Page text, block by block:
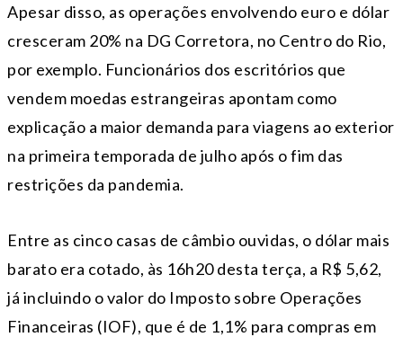
Apesar disso, as operações envolvendo euro e dólar
cresceram 20% na DG Corretora, no Centro do Rio,
por exemplo. Funcionários dos escritórios que
vendem moedas estrangeiras apontam como
explicação a maior demanda para viagens ao exterior
na primeira temporada de julho após o fim das
restrições da pandemia.
Entre as cinco casas de câmbio ouvidas, o dólar mais
barato era cotado, às 16h20 desta terça, a R$ 5,62,
já incluindo o valor do Imposto sobre Operações
Financeiras (IOF), que é de 1,1% para compras em